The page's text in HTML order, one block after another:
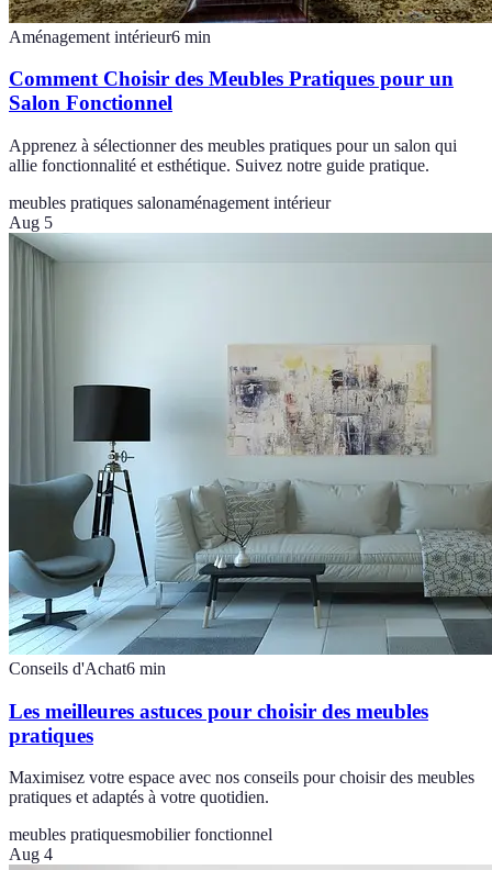
Aménagement intérieur6 min
Comment Choisir des Meubles Pratiques pour un
Salon Fonctionnel
Apprenez à sélectionner des meubles pratiques pour un salon qui
allie fonctionnalité et esthétique. Suivez notre guide pratique.
meubles pratiques salonaménagement intérieur
Aug 5
Conseils d'Achat6 min
Les meilleures astuces pour choisir des meubles
pratiques
Maximisez votre espace avec nos conseils pour choisir des meubles
pratiques et adaptés à votre quotidien.
meubles pratiquesmobilier fonctionnel
Aug 4